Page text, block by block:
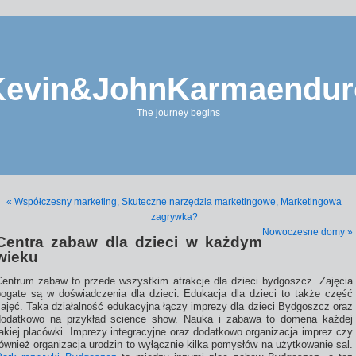
The journey begins
« Współczesny marketing, Skuteczne narzędzia marketingowe, Marketingowa
zagrywka?
Nowoczesne domy »
zabaw dla dzieci w każdym
zabaw to przede wszystkim atrakcje dla dzieci bydgoszcz. Zajęcia
są w doświadczenia dla dzieci. Edukacja dla dzieci to także część
Taka działalność edukacyjna łączy imprezy dla dzieci Bydgoszcz oraz
na przykład science show. Nauka i zabawa to domena każdej
placówki. Imprezy integracyjne oraz dodatkowo organizacja imprez czy
organizacja urodzin to wyłącznie kilka pomysłów na użytkowanie sal.